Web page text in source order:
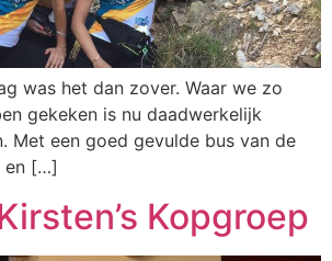
was het dan zover. Waar we zo
gekeken is nu daadwerkelijk
Met een goed gevulde bus van de
en […]
Kopgroep